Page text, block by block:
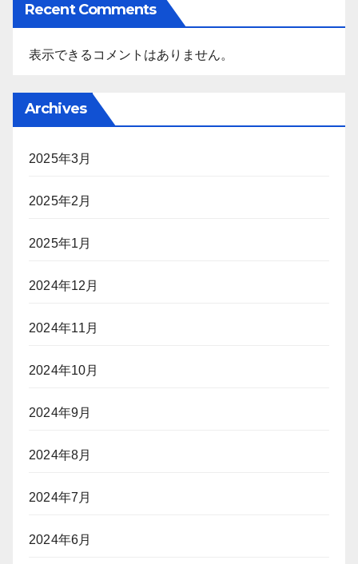
Recent Comments
表示できるコメントはありません。
Archives
2025年3月
2025年2月
2025年1月
2024年12月
2024年11月
2024年10月
2024年9月
2024年8月
2024年7月
2024年6月